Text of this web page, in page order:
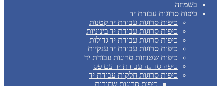
בשמחה
כיפות סרוגות עבודת יד
כיפות סרוגות עבודת יד קטנות
כיפות סרוגות עבודת יד בינוניות
כיפות סרוגות עבודת יד גדולות
כיפות סרוגות עבודת יד ענקיות
כיפות שטוחות סרוגות עבודת יד
כיפה סרוגה עבודת יד עם פס
כיפות סרוגות חלקות עבודת יד
כיפות סרוגות שחורות